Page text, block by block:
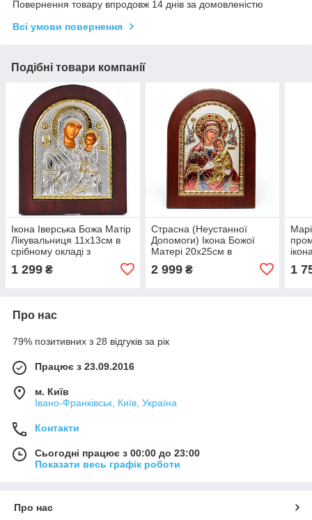
Повернення товару впродовж 14 днів за домовленістю
Всі умови повернення
Подібні товари компанії
Ікона Іверська Божа Матір
Лікувальниця 11х13см в
срібному окладі з
1 299 ₴
Страсна (Неустанної
Допомоги) Ікона Божої
Матері 20x25см в
аркової форми на дереві
2 999₴ 1
Про нас
79% позитивних з 28 відгуків за рік
Працює з 23.09.2016
м. Київ
Івано-Франківськ, Київ, Україна
Контакти
Сьогодні працює з 00:00 до 23:00
Показати весь графік роботи
Про нас